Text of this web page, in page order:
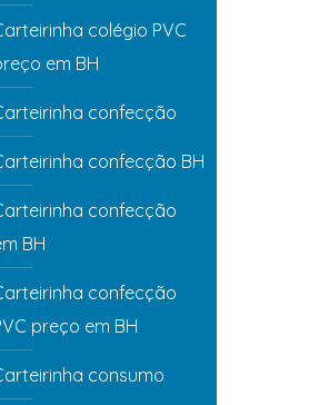
colégio PVC
em BH
confecção
confecção BH
confecção
BH
confecção
preço em BH
consumo